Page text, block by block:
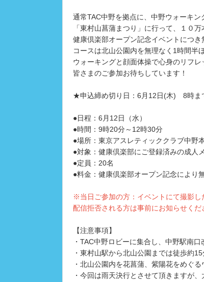
通常TAC中野を拠点に、中野ウォーキ
「東村山菖蒲まつり」に行って、１０
健康倶楽部オープン記念イベントにつ
コースは北山公園内を無理なく1時間半
ウォーキングと顔面体操で心身のリフ
皆さまのご参加お待ちしています！
★申込締め切り日：6月12日(木) 8時ま
●日程：6月12日（水）
●時間：9時20分～12時30分
●場所：東京アスレティッククラブ中
●対象：健康倶楽部にご登録済みの成
●定員：20名
●料金：健康倶楽部オープン記念により
※当日ご参加の方：イベントにて撮影し
配信拒否される方は事前にお知らせくだ
【注意事項】
・TAC中野ロビーに集合し、中野駅南
・東村山駅から北山公園までは徒歩約
・北山公園内を花菖蒲、紫陽花をめぐ
・今回は雨天決行とさせて頂きますが